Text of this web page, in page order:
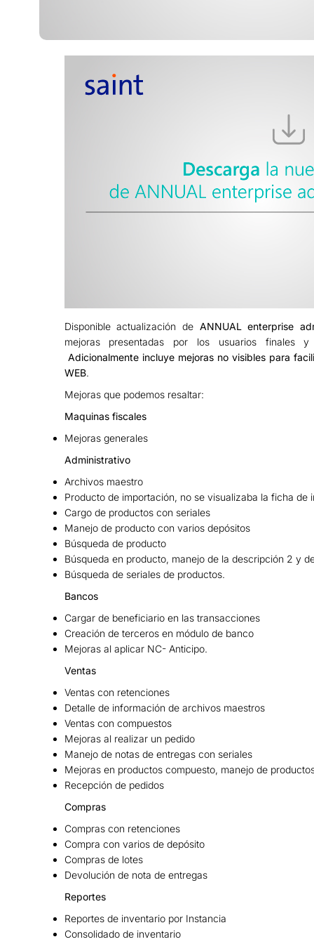
Disponible actualización de ANNUAL enterprise
mejoras presentadas por los usuarios finales y
Adicionalmente incluye mejoras no visibles para
WEB.
Mejoras que podemos resaltar:
Maquinas fiscales
Mejoras generales
Administrativo
Archivos maestro
Producto de importación, no se visualizaba la ficha de
Cargo de productos con seriales
Manejo de producto con varios depósitos
Búsqueda de producto
Búsqueda en producto, manejo de la descripción 2 y
Búsqueda de seriales de productos.
Bancos
Cargar de beneficiario en las transacciones
Creación de terceros en módulo de banco
Mejoras al aplicar NC- Anticipo.
Ventas
Ventas con retenciones
Detalle de información de archivos maestros
Ventas con compuestos
Mejoras al realizar un pedido
Manejo de notas de entregas con seriales
Mejoras en productos compuesto, manejo de
Recepción de pedidos
Compras
Compras con retenciones
Compra con varios de depósito
Compras de lotes
Devolución de nota de entregas
Reportes
Reportes de inventario por Instancia
Consolidado de inventario